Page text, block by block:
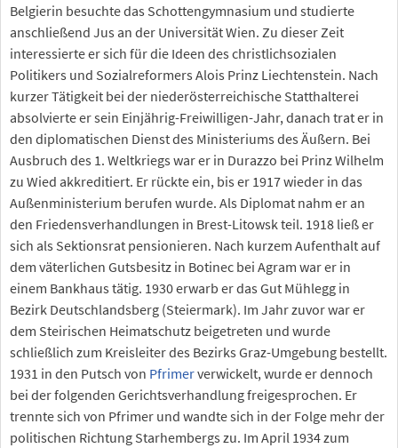
Belgierin besuchte das Schottengymnasium und studierte
anschließend Jus an der Universität Wien. Zu dieser Zeit
interessierte er sich für die Ideen des christlichsozialen
Politikers und Sozialreformers Alois Prinz Liechtenstein. Nach
kurzer Tätigkeit bei der niederösterreichische Statthalterei
absolvierte er sein Einjährig-Freiwilligen-Jahr, danach trat er in
den diplomatischen Dienst des Ministeriums des Äußern. Bei
Ausbruch des 1. Weltkriegs war er in Durazzo bei Prinz Wilhelm
zu Wied akkreditiert. Er rückte ein, bis er 1917 wieder in das
Außenministerium berufen wurde. Als Diplomat nahm er an
den Friedensverhandlungen in Brest-Litowsk teil. 1918 ließ er
sich als Sektionsrat pensionieren. Nach kurzem Aufenthalt auf
dem väterlichen Gutsbesitz in Botinec bei Agram war er in
einem Bankhaus tätig. 1930 erwarb er das Gut Mühlegg in
Bezirk Deutschlandsberg (Steiermark). Im Jahr zuvor war er
dem Steirischen Heimatschutz beigetreten und wurde
schließlich zum Kreisleiter des Bezirks Graz-Umgebung bestellt.
1931 in den Putsch von Pfrimerverwickelt, wurde er dennoch
bei der folgenden Gerichtsverhandlung freigesprochen. Er
trennte sich von Pfrimer und wandte sich in der Folge mehr der
politischen Richtung Starhembergs zu. Im April 1934 zum